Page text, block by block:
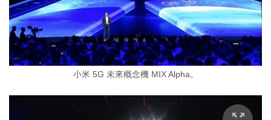
小米 5G 未來概念機 MIX Alpha。